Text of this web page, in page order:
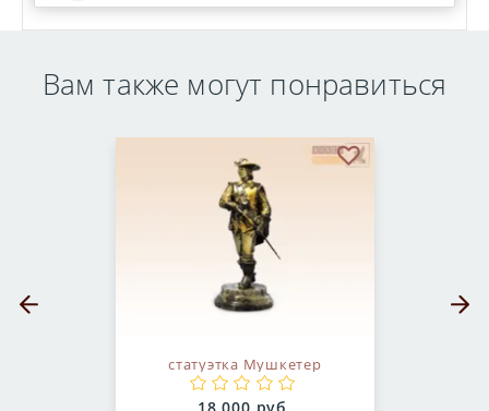
Вам также могут понравиться
статуэтка Мушкетер
Цена:
В избранное
Предыдущий слайд